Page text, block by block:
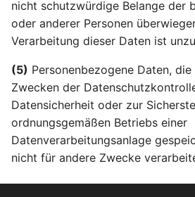
nicht schutzwürdige Belange der
oder anderer Personen
Verarbeitung dieser Daten ist
(5) Personenbezogene Daten,
Zwecken der
Datensicherheit oder zur
ordnungsgemäßen Betriebs einer
Datenverarbeitungsanlage
nicht für andere Zwecke